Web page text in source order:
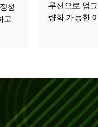
성
고
루션으로 업
량화 가능한